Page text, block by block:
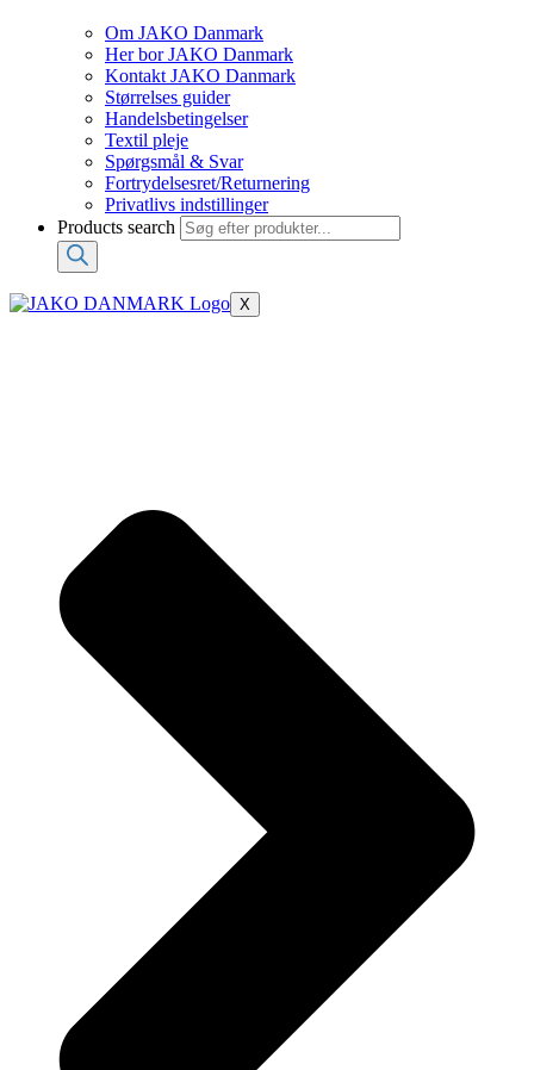
Om JAKO Danmark
Her bor JAKO Danmark
Kontakt JAKO Danmark
Størrelses guider
Handelsbetingelser
Textil pleje
Spørgsmål & Svar
Fortrydelsesret/Returnering
Privatlivs indstillinger
Products search
X